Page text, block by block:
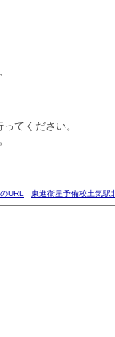
てください。
URL 東進衛星予備校土気駅